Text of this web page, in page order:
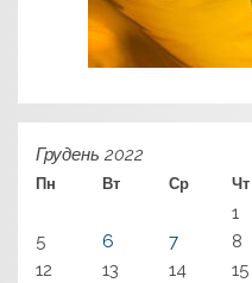
Грудень 2022
Пн Вт Ср Чт
1
5
6 7 8
12
13 14 15